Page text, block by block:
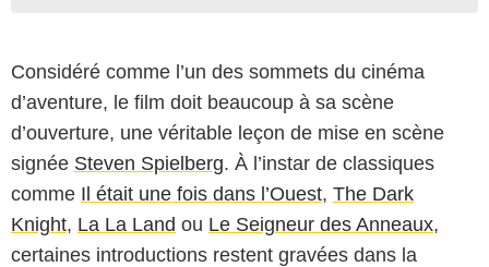
Considéré comme l’un des sommets du cinéma
d’aventure, le film doit beaucoup à sa scène
d’ouverture, une véritable leçon de mise en scène
signée Steven Spielberg. À l’instar de classiques
comme Il était une fois dans l’Ouest, The Dark
Knight, La La Land ou Le Seigneur des Anneaux,
certaines introductions restent gravées dans la